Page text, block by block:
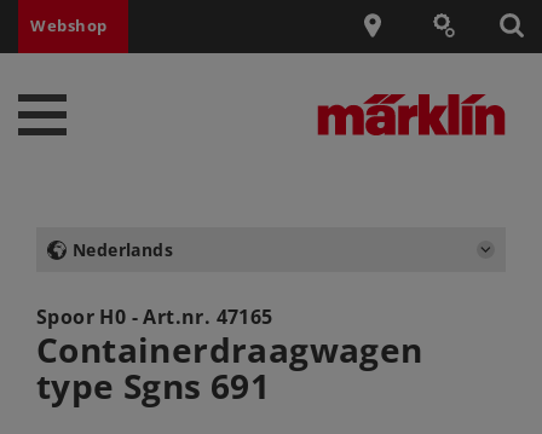
Webshop
Nederlands
Spoor H0 - Art.nr. 47165
Containerdraagwagen
type Sgns 691